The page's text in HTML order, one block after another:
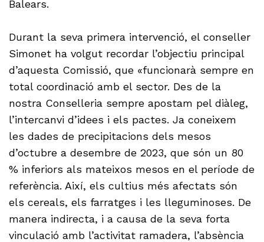
Balears.
Durant la seva primera intervenció, el conseller
Simonet ha volgut recordar l’objectiu principal
d’aquesta Comissió, que «funcionarà sempre en
total coordinació amb el sector. Des de la
nostra Conselleria sempre apostam pel diàleg,
l’intercanvi d’idees i els pactes. Ja coneixem
les dades de precipitacions dels mesos
d’octubre a desembre de 2023, que són un 80
% inferiors als mateixos mesos en el període de
referència. Així, els cultius més afectats són
els cereals, els farratges i les lleguminoses. De
manera indirecta, i a causa de la seva forta
vinculació amb l’activitat ramadera, l’absència